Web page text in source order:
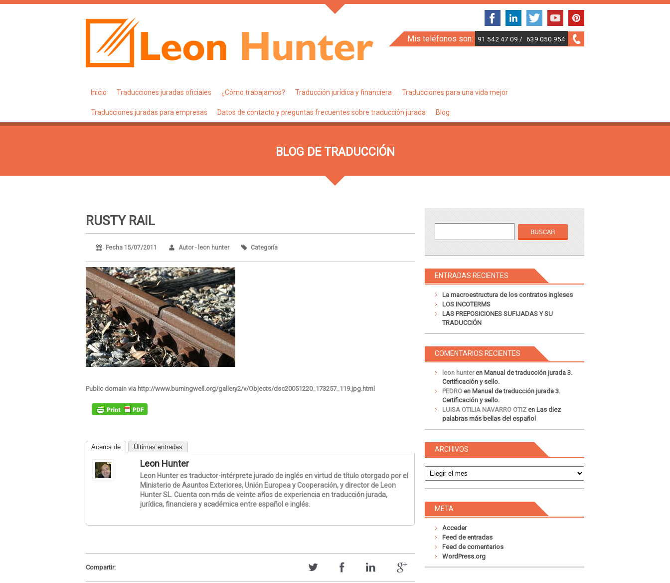
Mis teléfonos son: 91 542 47 09 / 639 050 954
Inicio Traducciones juradas oficiales ¿Cómo trabajamos? Traducción jurídica y financiera Traducciones para una vida mejor
Traducciones juradas para empresas Datos de contacto y preguntas frecuentes sobre traducción jurada Blog
BLOG DE TRADUCCIÓN
RUSTY RAIL
Fecha 15/07/2011 Autor - leon hunter Categoría
Public domain via http://www.burningwell.org/gallery2/v/Objects/dsc20051220_173257_119.jpg.html
Acerca de Últimas entradas
Leon Hunter
Leon Hunter es traductor-intérprete jurado de inglés en virtud de título otorgado por el
Ministerio de Asuntos Exteriores, Unión Europea y Cooperación, y director de Leon
Hunter SL. Cuenta con más de veinte años de experiencia en traducción jurada,
jurídica, financiera y académica entre español e inglés.
Compartir:
ENTRADAS RECIENTES
La macroestructura de los contratos ingleses
LOS INCOTERMS
LAS PREPOSICIONES SUFIJADAS Y SU
TRADUCCIÓN
COMENTARIOS RECIENTES
leon hunteren Manual de traducción jurada 3.
Certificación y sello.
PEDRO en Manual de traducción jurada 3.
Certificación y sello.
LUISA OTILIA NAVARRO OTIZen Las diez
palabras más bellas del español
ARCHIVOS
META
Acceder
Feed de entradas
Feed de comentarios
WordPress.org